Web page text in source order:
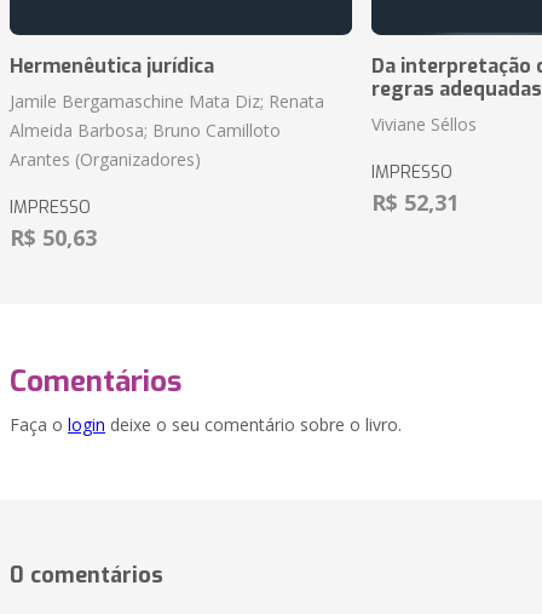
Hermenêutica jurídica
Jamile Bergamaschine Mata Diz; Renata
Almeida Barbosa; Bruno Camilloto
Arantes (Organizadores)
IMPRESSO
R$ 50,63
Da interpretação
regras
Viviane Séllos
IMPRESSO
R$ 52,31
Comentários
Faça o login deixe o seu comentário sobre o livro.
0 comentários